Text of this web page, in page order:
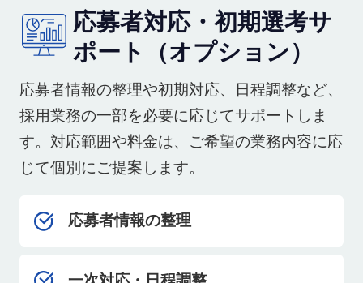
応募者対応・初期選考サ
ポート（オプション）
応募者情報の整理や初期対応、日程調整など、
採用業務の一部を必要に応じてサポートしま
す。対応範囲や料金は、ご希望の業務内容に応
じて個別にご提案します。
応募者情報の整理